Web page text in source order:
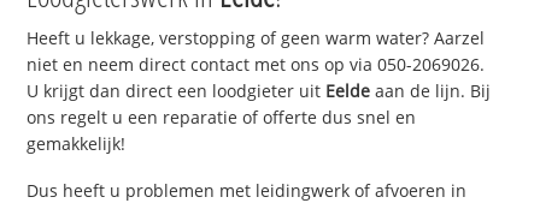
Heeft u lekkage, verstopping of geen warm water? Aarzel
niet en neem direct contact met ons op via 050-2069026.
U krijgt dan direct een loodgieter uit Eelde aan de lijn. Bij
ons regelt u een reparatie of offerte dus snel en
gemakkelijk!
Dus heeft u problemen met leidingwerk of afvoeren in